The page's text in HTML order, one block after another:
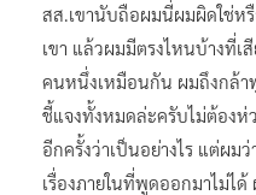
สส.เขานับถือผมนี่ผมผิดใช่ห
เขา แล้วผมมีตรงไหนบ้างที่เ
คนหนึ่งเหมือนกัน ผมถึงกล้า
ชี้แจงทั้งหมดล่ะครับไม่ต้องห่
อีกครั้งว่าเป็นอย่างไร แต่ผม
เรื่องภายในที่พูดออกมาไม่ไ